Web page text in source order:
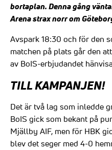
bortaplan. Denna gång
Arena strax norr om
Avspark 18:30 och för den
matchen på plats går den
av BoIS-erbjudandet
TILL KAMPANJEN!
Det är två lag som inledde
BoIS gick som bekant på
Mjällby AIF, men för HBK
blev det seger med 4-0